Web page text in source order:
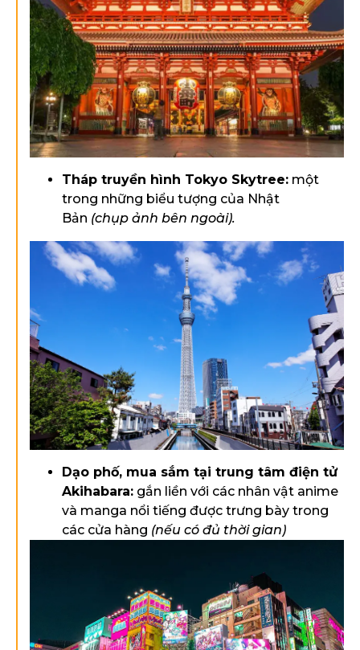
Tháp truyền hình Tokyo Skytree: một
trong những biểu tượng của Nhật
Bản (chụp ảnh bên ngoài).
Dạo phố, mua sắm tại trung tâm điện tử
Akihabara: gắn liền với các nhân vật anime
và manga nổi tiếng được trưng bày trong
các cửa hàng (nếu có đủ thời gian)